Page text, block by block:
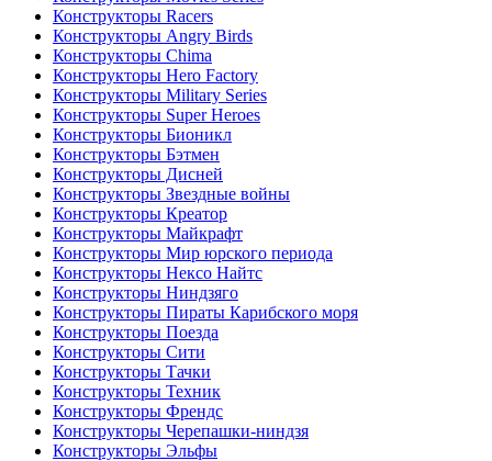
Конструкторы Racers
Конструкторы Angry Birds
Конструкторы Chima
Конструкторы Hero Factory
Конструкторы Military Series
Конструкторы Super Heroes
Конструкторы Бионикл
Конструкторы Бэтмен
Конструкторы Дисней
Конструкторы Звездные войны
Конструкторы Креатор
Конструкторы Майкрафт
Конструкторы Мир юрского периода
Конструкторы Нексо Найтс
Конструкторы Ниндзяго
Конструкторы Пираты Карибского моря
Конструкторы Поезда
Конструкторы Сити
Конструкторы Тачки
Конструкторы Техник
Конструкторы Френдс
Конструкторы Черепашки-ниндзя
Конструкторы Эльфы